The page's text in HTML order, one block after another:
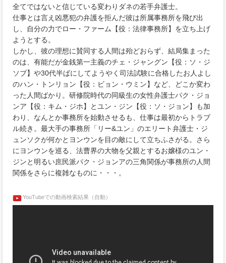
全てではないと信じている変わりダネの若手弁護士。
仕事とは言え凶悪犯の弁護を拒んだ彼は所属事務所を飛び出
し、自分の力でロー・ファーム【役：法律事務所】を立ち上げ
ようとする。
しかし、彼の理想に賛同する人間は殆どおらず、結局集まった
のは、有能だが金銭第一主義のチェ・ジャングン【役：ソ・ジ
ソブ】や30代半ばにしてようやく司法試験に合格したお人よし
のハン・トンリョン【役：ビョン・ウミン】など、どこか変わ
った人間ばかり。研修院時代の同級生の女性弁護士パク・ジョ
ンア【役：キム・ジホ】とユン・ジン【役：ソ・ジョン】も加
わり、なんとか事務所を始動させるも、仕事は最初からトラブ
ル続き。最大手の事務所「リー&ユン」のエリート弁護士・ジ
ュンソクが何かとヨンウンを目の敵にして立ちふさがる。さら
にヨンウンを巡る、法曹界の大物を父親とするお嬢様のユン・
ジンと明るい庶民派パク・ジョンアの三角関係が事務所の人間
関係をさらに複雑なものに・・・。
YouTubeでの動画検索結果（自動）